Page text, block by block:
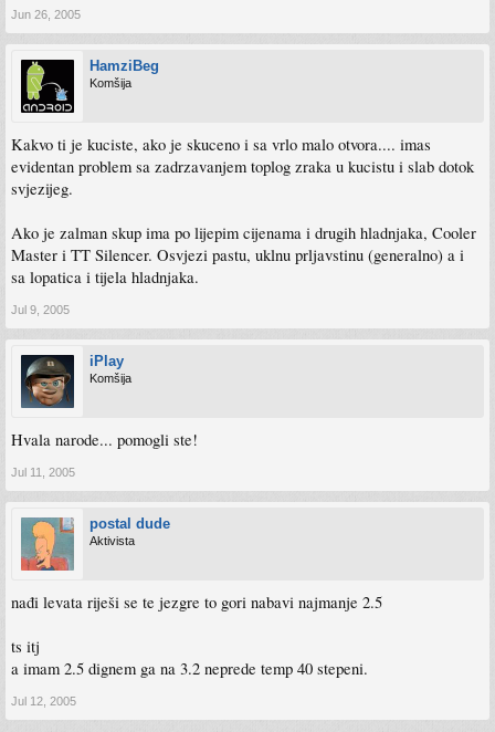
Jun 26, 2005
HamziBeg
Komšija
Kakvo ti je kuciste, ako je skuceno i sa vrlo malo otvora.... imas
evidentan problem sa zadrzavanjem toplog zraka u kucistu i slab dotok
svjezijeg.
Ako je zalman skup ima po lijepim cijenama i drugih hladnjaka, Cooler
Master i TT Silencer. Osvjezi pastu, uklnu prljavstinu (generalno) a i
sa lopatica i tijela hladnjaka.
Jul 9, 2005
iPlay
Komšija
Hvala narode... pomogli ste!
Jul 11, 2005
postal dude
Aktivista
nađi levata riješi se te jezgre to gori nabavi najmanje 2.5
ts itj
a imam 2.5 dignem ga na 3.2 neprede temp 40 stepeni.
Jul 12, 2005